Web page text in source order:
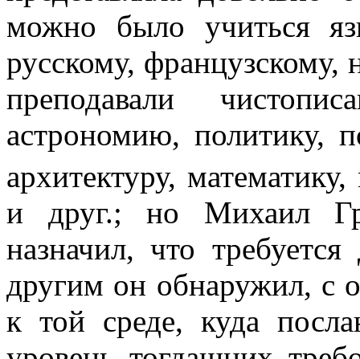
можно было учиться
русскому, французскому,
преподавали
астрономию, политику,
архитектуру,
и друг.; но Михаил
назначил, что
другим он обнаружил, с
к той среде, куда